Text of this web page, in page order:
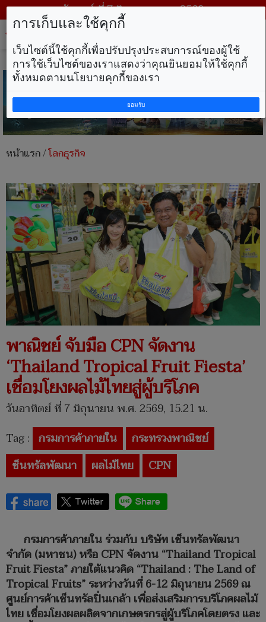
วันศุกร์ ที่ 7 สิงหาคม พ.ศ. 2569
หน้าแรก/โลกธุรกิจ
พาณิชย์ จับมือ CPN จัดงาน
‘Thailand Tropical Fruit Fiesta’
เชื่อมโยงผลไม้ไทยสู่ผู้บริโภค
วันอาทิตย์ ที่ 7 มิถุนายน พ.ศ. 2569, 15.21 น.
Tag : กรมการค้าภายใน
กระทรวงพาณิชย์
ซ็นทรัลพัฒนา
ผลไม้ไทย CPN
กรมการค้าภายใน ร่วมกับ บริษัท เซ็นทรัลพัฒนา
จำกัด (มหาชน) หรือ CPN จัดงาน “Thailand Tropical
Fruit Fiesta” ภายใต้แนวคิด “Thailand : The Land of
Tropical Fruits” ระหว่างวันที่ 6-12 มิถุนายน 2569 ณ
ศูนย์การค้าเซ็นทรัลปิ่นเกล้า เพื่อส่งเสริมการบริโภคผลไม้
ไทย เชื่อมโยงผลผลิตจากเกษตรกรสู่ผู้บริโภคโดยตรง และ
การเก็บและใช้คุกกี้
เว็บไซต์นี้ใช้คุกกี้เพื่อปรับปรุงประสบการณ์ของผู้ใช้
การใช้เว็บไซต์ของเราแสดงว่าคุณยินยอมให้ใช้คุกกี้
ทั้งหมดตามนโยบายคุกกี้ของเรา
ยอมรับ